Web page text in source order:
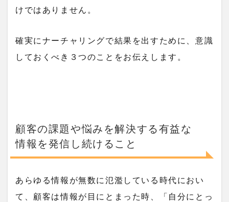
けではありません。
確実にナーチャリングで結果を出すために、意識
しておくべき３つのことをお伝えします。
顧客の課題や悩みを解決する有益な
情報を発信し続けること
あらゆる情報が無数に氾濫している時代におい
て、顧客は情報が目にとまった時、「自分にとっ